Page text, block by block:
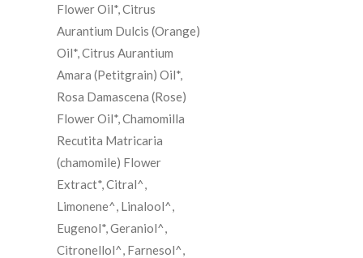
Flower Oil*, Citrus
Aurantium Dulcis (Orange)
Oil*, Citrus Aurantium
Amara (Petitgrain) Oil*,
Rosa Damascena (Rose)
Flower Oil*, Chamomilla
Recutita Matricaria
(chamomile) Flower
Extract*, Citral^,
Limonene^, Linalool^,
Eugenol*, Geraniol^,
Citronellol^, Farnesol^,